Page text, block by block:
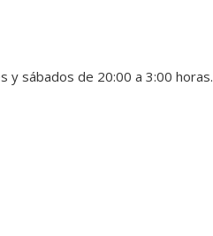
y sábados de 20:00 a 3:00 horas.